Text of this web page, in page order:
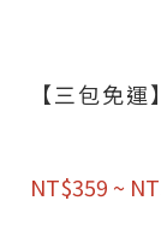
【三包免
NT$359 ~